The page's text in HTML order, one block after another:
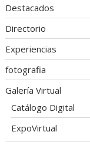
Destacados
Directorio
Experiencias
fotografia
Galería Virtual
Catálogo Digital
ExpoVirtual